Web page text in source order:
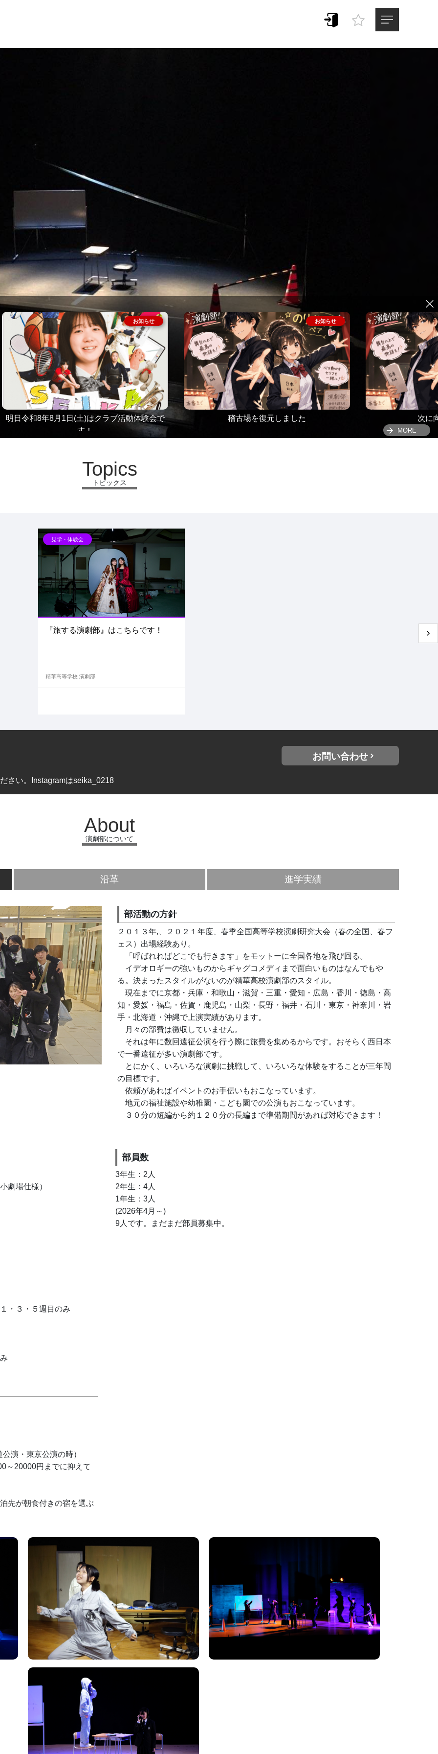
明日令和8年8月1日(土)はクラブ活動体験会で
す！
稽古場を復元しました 次に
MORE
トピックス
Topics
見学・体験会
『旅する演劇部』はこちらです！
精華高等学校 演劇部
さい。Instagramはseika_0218
お問い合わせ
演劇部について
About
沿革 進学実績
部活動の方針
２０１３年,、２０２１年度、春季全国高等学校演劇研究大会（春の全国、春フ
ェス）出場経験あり。
「呼ばれればどこでも行きます」をモットーに全国各地を飛び回る。
イデオロギーの強いものからギャグコメディまで面白いものはなんでもや
る。決まったスタイルがないのが精華高校演劇部のスタイル。
現在までに京都・兵庫・和歌山・滋賀・三重・愛知・広島・香川・徳島・高
知・愛媛・福島・佐賀・鹿児島・山梨・長野・福井・石川・東京・神奈川・岩
手・北海道・沖縄で上演実績があります。
月々の部費は徴収していません。
それは年に数回遠征公演を行う際に旅費を集めるからです。おそらく西日本
で一番遠征が多い演劇部です。
とにかく、いろいろな演劇に挑戦して、いろいろな体験をすることが三年間
の目標です。
依頼があればイベントのお手伝いもおこなっています。
地元の福祉施設や幼稚園・こども園での公演もおこなっています。
３０分の短編から約１２０分の長編まで準備期間があれば対応できます！
劇場仕様）
・３・５週目のみ
部員数
3年生：2人
2年生：4人
1年生：3人
(2026年4月～)
9人です。まだまだ部員募集中。
演・東京公演の時）
20000円までに抑えて
先が朝食付きの宿を選ぶ